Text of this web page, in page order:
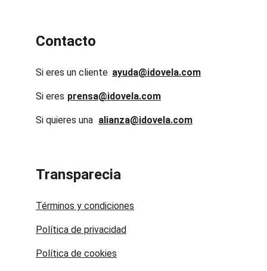
Contacto
Si eres un cliente
prensa@idovela.com
Si eres
ayuda@idovela.com
Si quieres una alianza@idovela.com
Transparecia
Política de privacidad
Política de cookies
Términos y condiciones